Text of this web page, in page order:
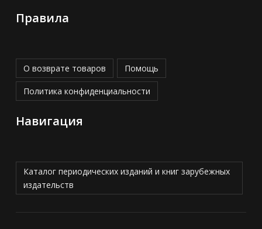
Правила
О возврате товаров Помощь
Политика конфиденциальности
Навигация
Каталог периодических изданий и книг зарубежных
издательств